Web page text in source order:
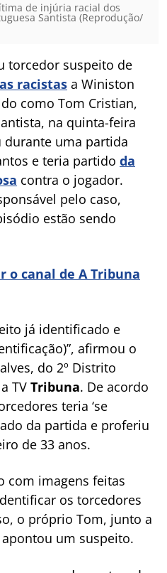
de injúria racial dos
Santista (Reprodução/
torcedor suspeito de
racistas a Winiston
como Tom Cristian,
na quinta-feira
durante uma partida
e teria partido da
contra o jogador.
pelo caso,
estão sendo
o canal de A Tribuna
já identificado e
afirmou o
do 2º Distrito
TV Tribuna. De acordo
teria ‘se
da partida e proferiu
de 33 anos.
com imagens feitas
os torcedores
o próprio Tom, junto a
um suspeito.